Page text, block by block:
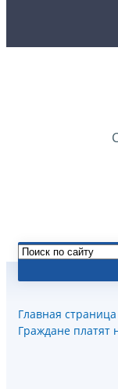
Главная страница
Граждане платят